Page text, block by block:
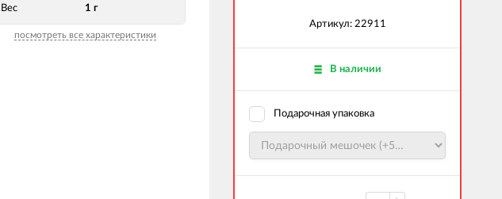
Вес 1 г
посмотреть все характеристики
Артикул: 22911
В наличии
Подарочная упаковка